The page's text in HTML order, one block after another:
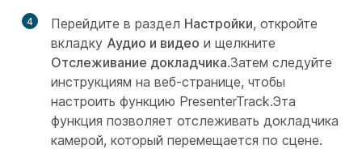
4 Перейдите в раздел Настройки, откройте
вкладку Аудио и видео и щелкните
Отслеживание докладчика.Затем следуйте
инструкциям на веб-странице, чтобы
настроить функцию PresenterTrack.Эта
функция позволяет отслеживать докладчика
камерой, который перемещается по сцене.